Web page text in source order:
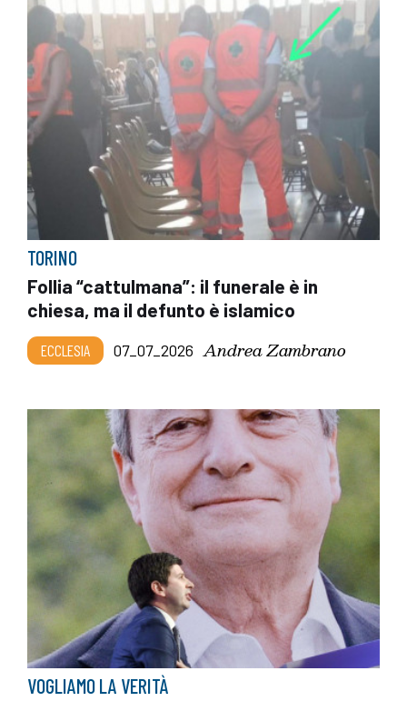
TORINO
Follia “cattulmana”: il funerale è in
chiesa, ma il defunto è islamico
ECCLESIA 07_07_2026 Andrea Zambrano
VOGLIAMO LA VERITÀ